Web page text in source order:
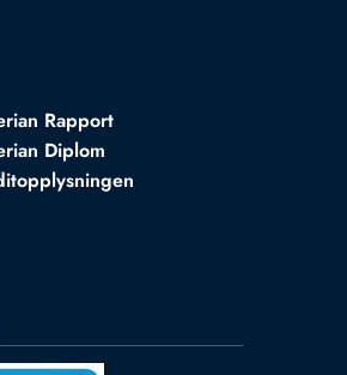
Rapport
Diplom